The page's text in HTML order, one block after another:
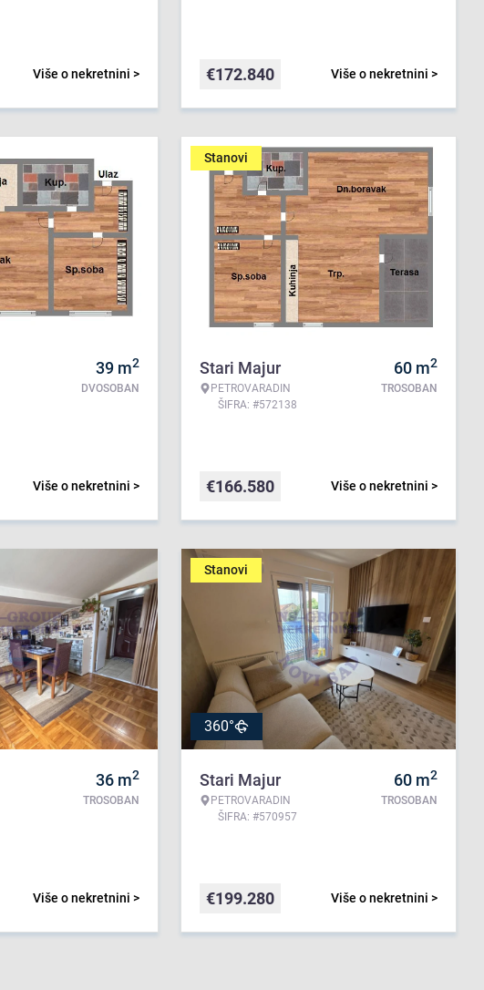
Više o nekretnini > Više o nekretnini >
€172.840
39 m2
DVOSOBAN
Više o nekretnini >
Stanovi
Stari Majur
PETROVARADIN
ŠIFRA: #572138
60 m2
TROSOBAN
Više o nekretnini >
€166.580
36 m2
TROSOBAN
Više o nekretnini >
Stanovi
360°
Stari Majur
PETROVARADIN
ŠIFRA: #570957
60 m2
TROSOBAN
Više o nekretnini >
€199.280